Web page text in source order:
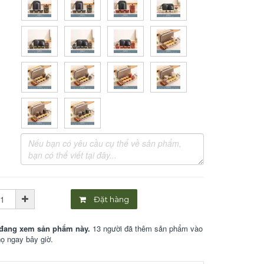
Đặt hàng
xem sản phẩm này. 13 người đã thêm sản phẩm vào
ngay bây giờ.